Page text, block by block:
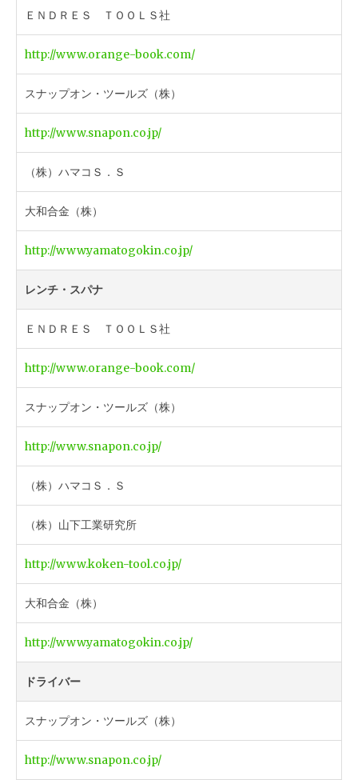
ＥＮＤＲＥＳ ＴＯＯＬＳ社
http://www.orange-book.com/
スナップオン・ツールズ（株）
http://www.snapon.co.jp/
（株）ハマコＳ．Ｓ
大和合金（株）
http://www.yamatogokin.co.jp/
レンチ・スパナ
ＥＮＤＲＥＳ ＴＯＯＬＳ社
http://www.orange-book.com/
スナップオン・ツールズ（株）
http://www.snapon.co.jp/
（株）ハマコＳ．Ｓ
（株）山下工業研究所
http://www.koken-tool.co.jp/
大和合金（株）
http://www.yamatogokin.co.jp/
ドライバー
スナップオン・ツールズ（株）
http://www.snapon.co.jp/